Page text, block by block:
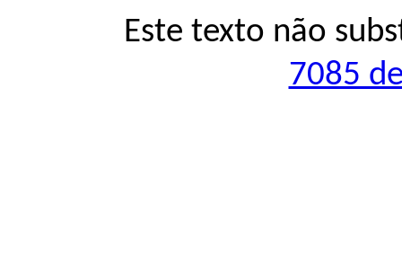
Este texto não
7085